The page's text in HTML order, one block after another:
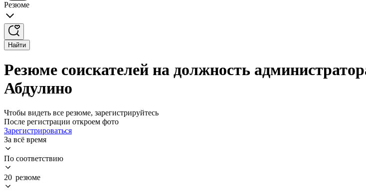
Резюме
Найти
Резюме соискателей на должность
Абдулино
Чтобы видеть все резюме, зарегистрируйтесь
После регистрации откроем фото
Зарегистрироваться
За всё время
По соответствию
20 резюме